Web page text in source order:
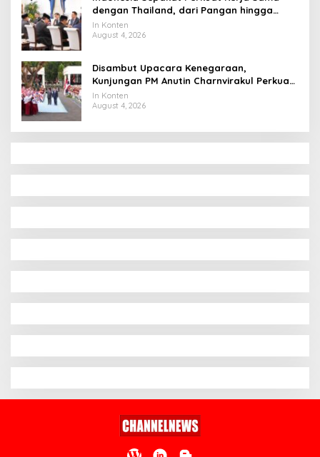
dengan Thailand, dari Pangan hingga
Ekonomi Digital
In Konten
August 4, 2026
Disambut Upacara Kenegaraan,
Kunjungan PM Anutin Charnvirakul Perkuat
Hubungan Indonesia-Thailand
In Konten
August 4, 2026